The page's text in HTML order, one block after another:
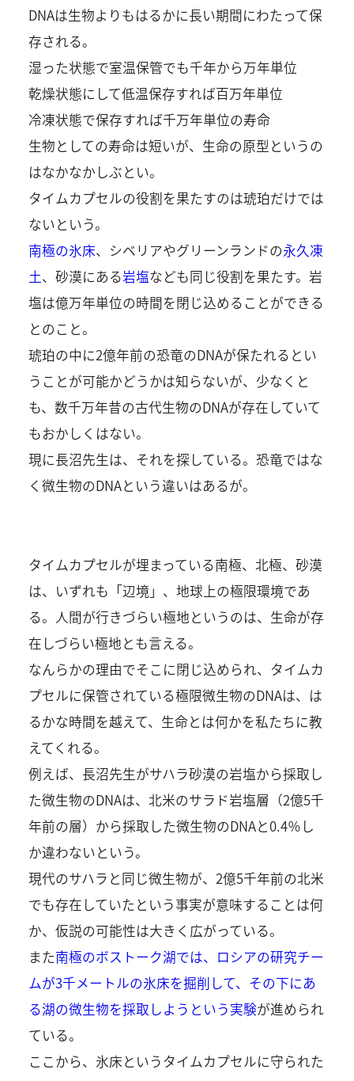
DNAは生物よりもはるかに長い期間にわたって保
存される。
湿った状態で室温保管でも千年から万年単位
乾燥状態にして低温保存すれば百万年単位
冷凍状態で保存すれば千万年単位の寿命
生物としての寿命は短いが、生命の原型というの
はなかなかしぶとい。
タイムカプセルの役割を果たすのは琥珀だけでは
ないという。
南極の氷床、シベリアやグリーンランドの永久凍
土、砂漠にある岩塩なども同じ役割を果たす。岩
塩は億万年単位の時間を閉じ込めることができる
とのこと。
琥珀の中に2億年前の恐竜のDNAが保たれるとい
うことが可能かどうかは知らないが、少なくと
も、数千万年昔の古代生物のDNAが存在していて
もおかしくはない。
現に長沼先生は、それを探している。恐竜ではな
く微生物のDNAという違いはあるが。
タイムカプセルが埋まっている南極、北極、砂漠
は、いずれも「辺境」、地球上の極限環境であ
る。人間が行きづらい極地というのは、生命が存
在しづらい極地とも言える。
なんらかの理由でそこに閉じ込められ、タイムカ
プセルに保管されている極限微生物のDNAは、は
るかな時間を越えて、生命とは何かを私たちに教
えてくれる。
例えば、長沼先生がサハラ砂漠の岩塩から採取し
た微生物のDNAは、北米のサラド岩塩層（2億5千
年前の層）から採取した微生物のDNAと0.4％し
か違わないという。
現代のサハラと同じ微生物が、2億5千年前の北米
でも存在していたという事実が意味することは何
か、仮説の可能性は大きく広がっている。
また南極のボストーク湖では、ロシアの研究チー
ムが3千メートルの氷床を掘削して、その下にあ
る湖の微生物を採取しようという実験が進められ
ている。
ここから、氷床というタイムカプセルに守られた